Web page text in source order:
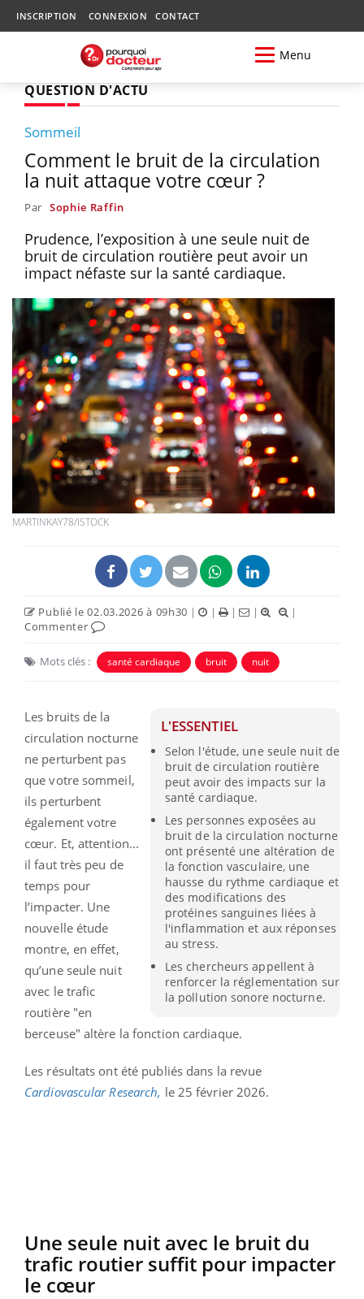
INSCRIPTION CONNEXION CONTACT
Menu
QUESTION D'ACTU
Sommeil
Comment le bruit de la circulation
la nuit attaque votre cœur ?
Par Sophie Raffin
Prudence, l’exposition à une seule nuit de
bruit de circulation routière peut avoir un
impact néfaste sur la santé cardiaque.
MARTINKAY78/ISTOCK
Publié le 02.03.2026 à 09h30 | | | |
|
Commenter
Mots clés : santé cardiaque bruit nuit
L'ESSENTIEL
Selon l'étude, une seule nuit de
bruit de circulation routière
peut avoir des impacts sur la
santé cardiaque.
Les personnes exposées au
bruit de la circulation nocturne
ont présenté une altération de
la fonction vasculaire, une
hausse du rythme cardiaque et
des modifications des
protéines sanguines liées à
l'inflammation et aux réponses
au stress.
Les chercheurs appellent à
renforcer la réglementation sur
la pollution sonore nocturne.
Les bruits de la
circulation nocturne
ne perturbent pas
que votre sommeil,
ils perturbent
également votre
cœur. Et, attention...
il faut très peu de
temps pour
l’impacter. Une
nouvelle étude
montre, en effet,
qu’une seule nuit
avec le trafic
routière "en
berceuse" altère la fonction cardiaque.
Les résultats ont été publiés dans la revue
Cardiovascular Research, le 25 février 2026.
Une seule nuit avec le bruit du
trafic routier suffit pour impacter
le cœur